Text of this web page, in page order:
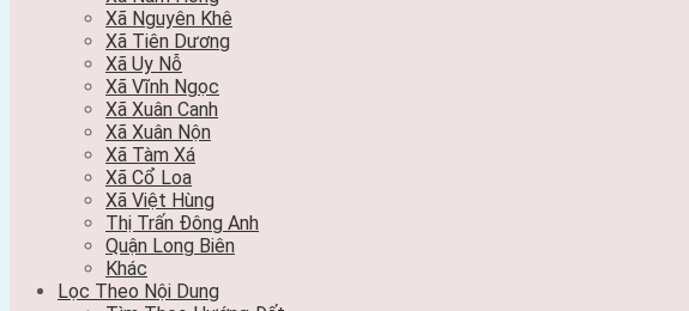
Xã Nguyên Khê
Xã Tiên Dương
Xã Uy Nỗ
Xã Vĩnh Ngọc
Xã Xuân Canh
Xã Xuân Nộn
Xã Tàm Xá
Xã Cổ Loa
Xã Việt Hùng
Thị Trấn Đông Anh
Quận Long Biên
Khác
Lọc Theo Nội Dung